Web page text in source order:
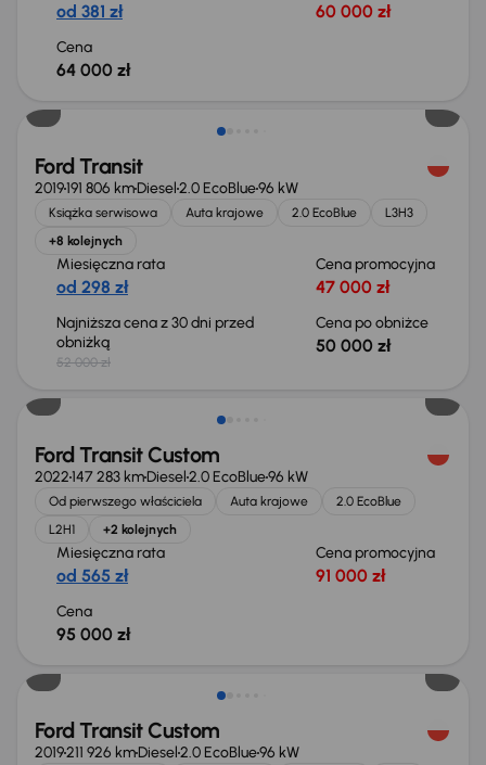
od 381 zł 60 000 zł
Cena
64 000 zł
Taniej o 2 000 zł
Ford Transit
2019191 806 kmDiesel2.0 EcoBlue96 kW
Książka serwisowa Auta krajowe 2.0 EcoBlue
L3H3
+8 kolejnych
Miesięczna rata
od 298 zł
Cena promocyjna
47 000 zł
Najniższa cena z 30 dni przed
obniżką
52 000 zł
Cena po obniżce
50 000 zł
Świeżo skupione
Ford Transit Custom
2022147 283 kmDiesel2.0 EcoBlue96 kW
Od pierwszego właściciela Auta krajowe
2.0 EcoBlue
L2H1
+2 kolejnych
Miesięczna rata
od 565 zł
Cena promocyjna
91 000 zł
Cena
95 000 zł
Taniej o 1 000 zł
Ford Transit Custom
2019211 926 kmDiesel2.0 EcoBlue96 kW